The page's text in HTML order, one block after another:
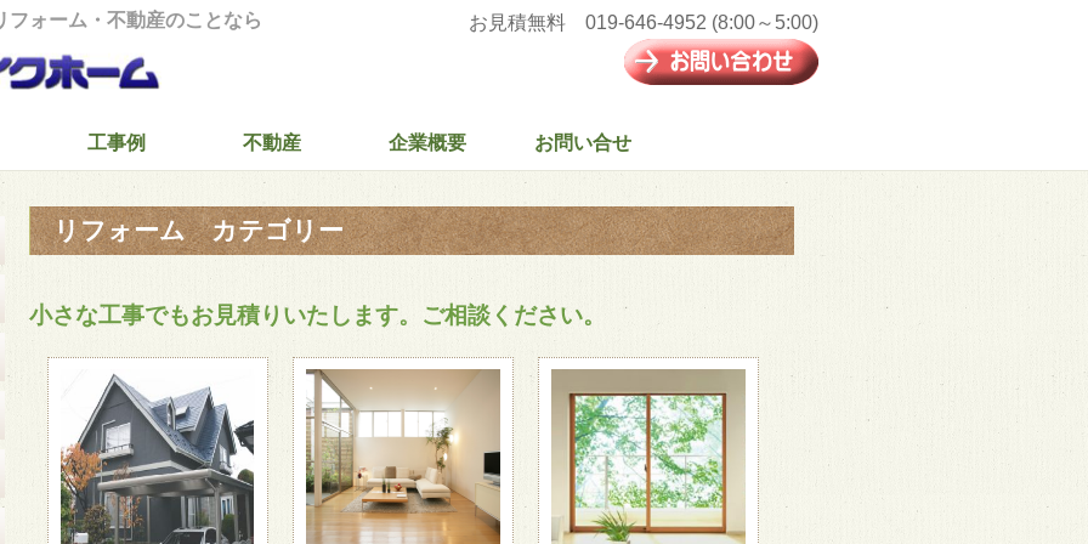
ォーム・不動産のことなら お見積無料 019-646-4952 (8:00～5:00)
リフォーム カテゴリー
小さな工事でもお見積りいたします。ご相談ください。
工事例 不動産 企業概要 お問い合せ